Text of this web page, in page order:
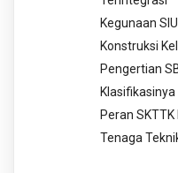
Kegunaan
Konstruksi
Pengertian
Peran
Tenaga